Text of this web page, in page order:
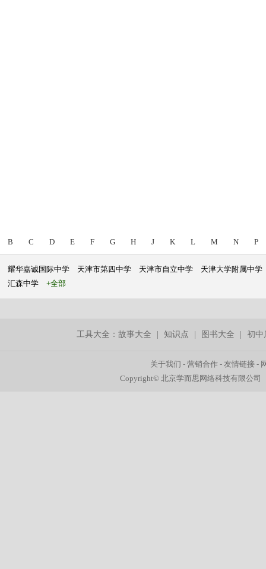
B C D E F G H J K L M N P
耀华嘉诚国际中学 天津市第四中学 天津市自立中学
天津大学附属中学
汇森中学
+全部
工具大全：故事大全 |知识点 图书大全 |初中
关于我们 -营销合作 -友情链接 -
Copyright© 北京学而思网络科技有限公司